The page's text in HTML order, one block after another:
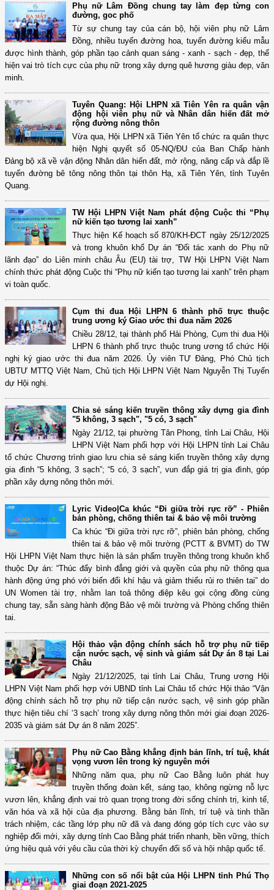
Phụ nữ Lâm Đồng chung tay làm đẹp từng con
đường, goc phố
Từ sự chung tay của cán bộ, hội viên phụ nữ Lâm
Đồng, nhiều tuyến đường hoa, tuyến đường kiểu mẫu
được hình thành, góp phần tạo cảnh quan sáng - xanh - sạch - đẹp, thể
hiện vai trò tích cực của phụ nữ trong xây dựng quê hương giàu đẹp, văn
minh.
Tuyên Quang: Hội LHPN xã Tiên Yên ra quân vận
động hội viên phụ nữ và Nhân dân hiến đất mở
rộng đường nông thôn
Vừa qua, Hội LHPN xã Tiên Yên tổ chức ra quân thực
hiện Nghị quyết số 05-NQ/ĐU của Ban Chấp hành
Đảng bộ xã về vận động Nhân dân hiến đất, mở rộng, nâng cấp và đắp lề
tuyến đường bê tông nông thôn tại thôn Hạ, xã Tiên Yên, tỉnh Tuyên
Quang.
TW Hội LHPN Việt Nam phát động Cuộc thi “Phụ
nữ kiến tạo tương lai xanh”
Thực hiện Kế hoạch số 870/KH-ĐCT ngày 25/12/2025
và trong khuôn khổ Dự án “Đối tác xanh do Phụ nữ
lãnh đạo” do Liên minh châu Âu (EU) tài trợ, TW Hội LHPN Việt Nam
chính thức phát động Cuộc thi “Phụ nữ kiến tạo tương lai xanh” trên phạm
vi toàn quốc.
Cụm thi đua Hội LHPN 6 thành phố trực thuộc
trung ương ký Giao ước thi đua năm 2026
Chiều 28/12, tại thành phố Hải Phòng, Cụm thi đua Hội
LHPN 6 thành phố trực thuộc trung ương tổ chức Hội
nghị ký giao ước thi đua năm 2026. Ủy viên TƯ Đảng, Phó Chủ tịch
UBTƯ MTTQ Việt Nam, Chủ tịch Hội LHPN Việt Nam Nguyễn Thị Tuyến
dự Hội nghị.
Chia sẻ sáng kiến truyền thông xây dựng gia đình
"5 không, 3 sạch", "5 có, 3 sạch"
Ngày 21/12, tại phường Tân Phong, tỉnh Lai Châu, Hội
LHPN Việt Nam phối hợp với Hội LHPN tỉnh Lai Châu
tổ chức Chương trình giao lưu chia sẻ sáng kiến truyền thông xây dựng
gia đình “5 không, 3 sạch”; “5 có, 3 sạch”, vun đắp giá trị gia đình, góp
phần xây dựng nông thôn mới.
Lyric Video|Ca khúc “Đi giữa trời rực rỡ” - Phiên
bản phòng, chống thiên tai & bảo vệ môi trường
Ca khúc “Đi giữa trời rực rỡ”, phiên bản phòng, chống
thiên tai & bảo vệ môi trường (PCTT & BVMT) do TW
Hội LHPN Việt Nam thực hiện là sản phẩm truyền thông trong khuôn khổ
thuộc Dự án: “Thúc đẩy bình đẳng giới và quyền của phụ nữ thông qua
hành động ứng phó với biến đổi khí hậu và giảm thiểu rủi ro thiên tai” do
UN Women tài trợ, nhằm lan toả thông điệp kêu gọi cộng đồng cùng
chung tay, sẵn sàng hành động Bảo vệ môi trường và Phòng chống thiên
tai.
Hội thảo vận động chính sách hỗ trợ phụ nữ tiếp
cận nước sạch, vệ sinh và giám sát Dự án 8 tại Lai
Châu
Ngày 21/12/2025, tại tỉnh Lai Châu, Trung ương Hội
LHPN Việt Nam phối hợp với UBND tỉnh Lai Châu tổ chức Hội thảo “Vận
động chính sách hỗ trợ phụ nữ tiếp cận nước sạch, vệ sinh góp phần
thực hiện tiêu chí ‘3 sạch’ trong xây dựng nông thôn mới giai đoạn 2026-
2035 và giám sát Dự án 8 năm 2025”.
Phụ nữ Cao Bằng khẳng định bản lĩnh, trí tuệ, khát
vọng vươn lên trong kỷ nguyên mới
Những năm qua, phụ nữ Cao Bằng luôn phát huy
truyền thống đoàn kết, sáng tạo, không ngừng nỗ lực
vươn lên, khẳng định vai trò quan trọng trong đời sống chính trị, kinh tế,
văn hóa và xã hội của địa phương. Bằng bản lĩnh, trí tuệ và tinh thần
trách nhiệm, các tầng lớp phụ nữ đã và đang đóng góp tích cực vào sự
nghiệp đổi mới, xây dựng tỉnh Cao Bằng phát triển nhanh, bền vững, thích
ứng hiệu quả với yêu cầu của thời kỳ chuyển đổi số và hội nhập quốc tế.
Những con số nổi bật của Hội LHPN tỉnh Phú Thọ
giai đoạn 2021-2025